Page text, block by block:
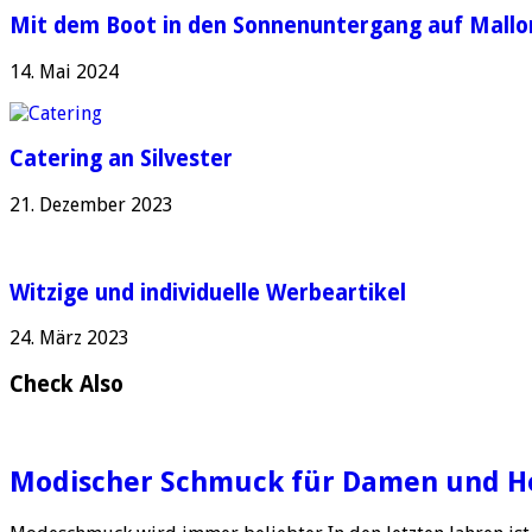
Mit dem Boot in den Sonnenuntergang auf
14. Mai 2024
Catering an Silvester
21. Dezember 2023
Witzige und individuelle Werbeartikel
24. März 2023
Check Also
Modischer Schmuck für Damen und